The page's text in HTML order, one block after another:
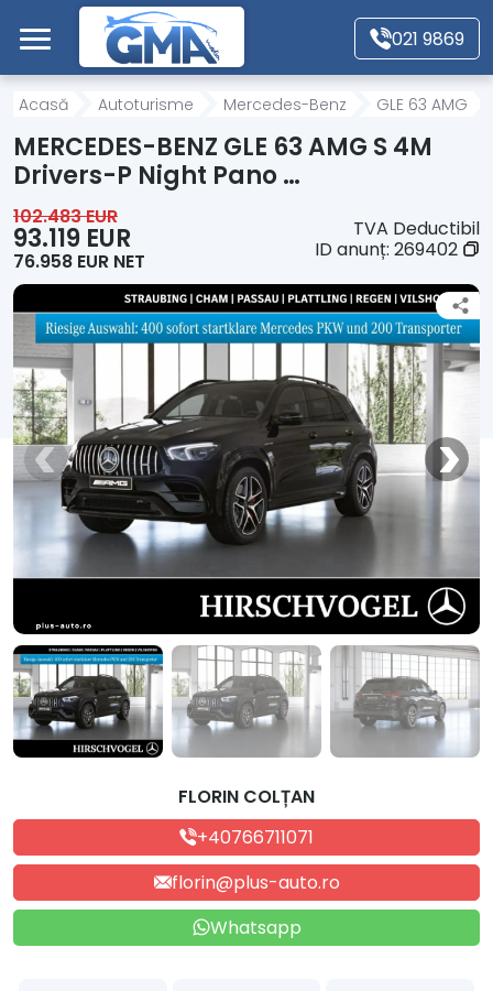
Mergi direct la conținutul principal
021 9869
Acasă
Autoturisme
Motociclete
Autoutilitare
Alte tipuri vehicule
Despre Noi
Contact
Acasă Autoturisme Mercedes-Benz GLE 63 AMG
MERCEDES-BENZ GLE 63 AMG S 4M
Drivers-P Night Pano …
102.483 EUR
93.119 EUR
76.958 EUR NET
TVA Deductibil
ID anunț: 269402
FLORIN COLȚAN
+40766711071
florin@plus-auto.ro
Whatsapp